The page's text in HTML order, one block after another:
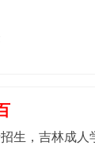
生，吉林成人